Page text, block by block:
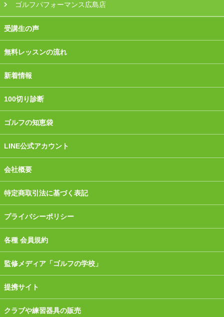
ゴルフパフォーマンス広島店
受講生の声
無料レッスンの流れ
新着情報
100切り診断
ゴルフの知恵袋
LINE公式アカウント
会社概要
特定商取引法に基づく表記
プライバシーポリシー
各種 会員規約
監修メディア「ゴルフの学校」
提携サイト
クラブや練習器具の販売